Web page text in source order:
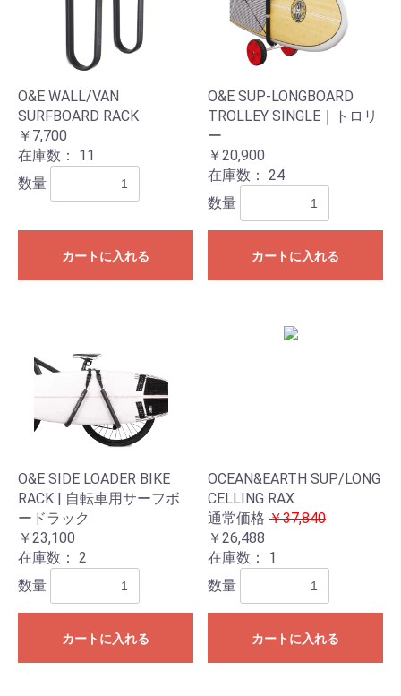
O&E WALL/VAN
SURFBOARD RACK
￥7,700
在庫数： 11
数量
カートに入れる
O&E SUP-LONGBOARD
TROLLEY SINGLE｜トロリ
ー
￥20,900
在庫数： 24
数量
カートに入れる
O&E SIDE LOADER BIKE
RACK | 自転車用サーフボ
ードラック
￥23,100
在庫数： 2
数量
カートに入れる
OCEAN&EARTH SUP/LONG
CELLING RAX
通常価格 ￥37,840
￥26,488
在庫数： 1
数量
カートに入れる